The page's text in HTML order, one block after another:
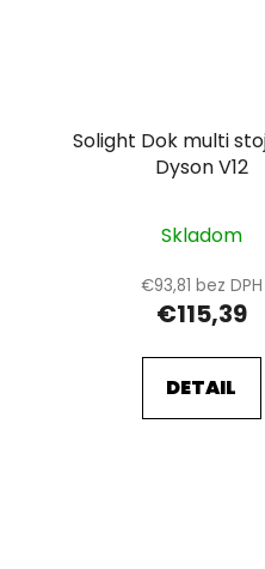
Solight Dok multi
Dyson V12
Skladom
€93,81 bez DPH
€115,39
DETAIL